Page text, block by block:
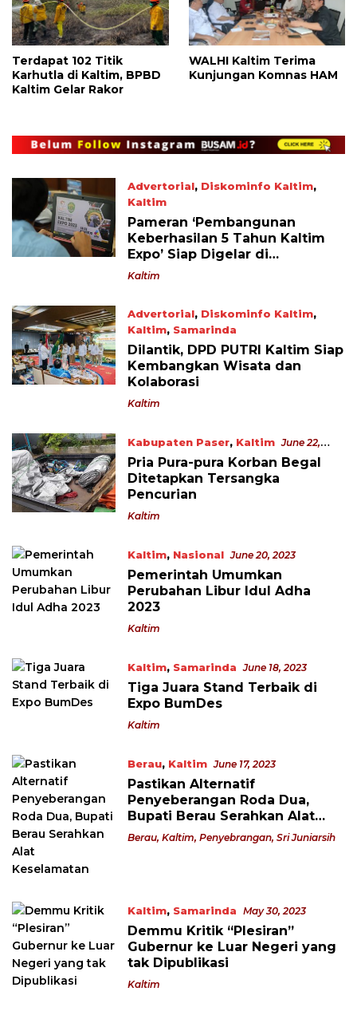
Terdapat 102 Titik
Karhutla di Kaltim, BPBD
Kaltim Gelar Rakor
WALHI Kaltim Terima
Kunjungan Komnas HAM
Advertorial, Diskominfo Kaltim,
Kaltim
July 25, 2023
Pameran ‘Pembangunan
Keberhasilan 5 Tahun Kaltim
Expo’ Siap Digelar di
Convention Hall Samarinda
Kaltim
Advertorial, Diskominfo Kaltim,
Kaltim, Samarinda
July 8, 2023
Dilantik, DPD PUTRI Kaltim Siap
Kembangkan Wisata dan
Kolaborasi
Kaltim
Kabupaten Paser, Kaltim June 22,
2023
Pria Pura-pura Korban Begal
Ditetapkan Tersangka
Pencurian
Kaltim
Kaltim, Nasional June 20, 2023
Pemerintah Umumkan
Perubahan Libur Idul Adha
2023
Kaltim
Kaltim, Samarinda June 18, 2023
Tiga Juara Stand Terbaik di
Expo BumDes
Kaltim
Berau, Kaltim June 17, 2023
Pastikan Alternatif
Penyeberangan Roda Dua,
Bupati Berau Serahkan Alat
Keselamatan
Berau, Kaltim, Penyebrangan, Sri Juniarsih
Kaltim, Samarinda May 30, 2023
Demmu Kritik “Plesiran”
Gubernur ke Luar Negeri yang
tak Dipublikasi
Kaltim